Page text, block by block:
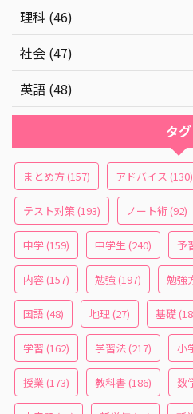
理科 (46)
社会 (47)
英語 (48)
タグ
まとめ方(157) アドバイス (130)
テスト対策(193) ノート術(92)
中学(159) 中学生 (240) 予
内容(157) 勉強(197) 勉強
国語 (48) 地理 (27) 基礎
学習 (162) 学習法(217) 小
授業(173) 教科書(186) 数